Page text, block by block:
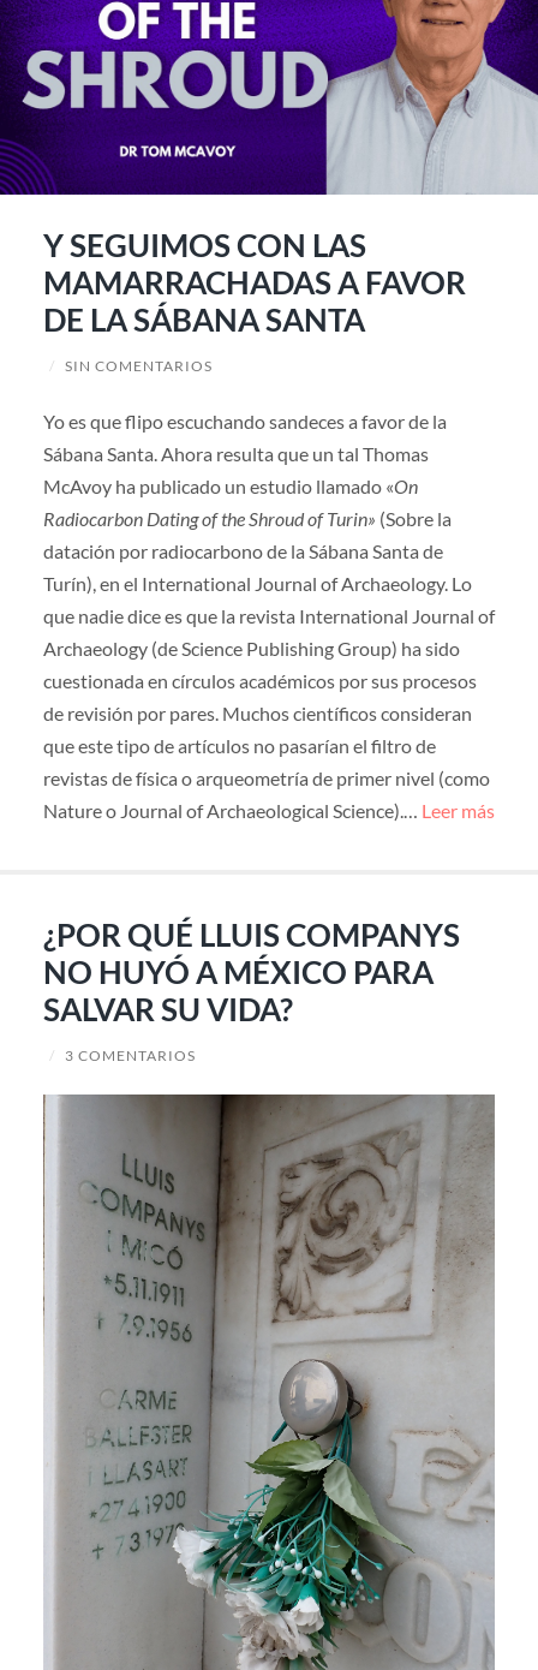
Y SEGUIMOS CON LAS
MAMARRACHADAS A FAVOR
DE LA SÁBANA SANTA
/ SIN COMENTARIOS
Yo es que flipo escuchando sandeces a favor de la
Sábana Santa. Ahora resulta que un tal Thomas
McAvoy ha publicado un estudio llamado «On
Radiocarbon Dating of the Shroud of Turin» (Sobre la
datación por radiocarbono de la Sábana Santa de
Turín), en el International Journal of Archaeology. Lo
que nadie dice es que la revista International Journal of
Archaeology (de Science Publishing Group) ha sido
cuestionada en círculos académicos por sus procesos
de revisión por pares. Muchos científicos consideran
que este tipo de artículos no pasarían el filtro de
revistas de física o arqueometría de primer nivel (como
Nature o Journal of Archaeological Science).… Leer más
¿POR QUÉ LLUIS COMPANYS
NO HUYÓ A MÉXICO PARA
SALVAR SU VIDA?
/ 3 COMENTARIOS